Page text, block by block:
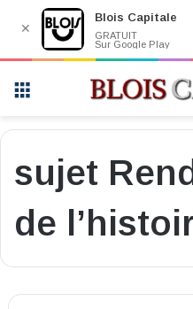
sujet
de
✕
Blois Capitale
GRATUIT
Sur Google Play